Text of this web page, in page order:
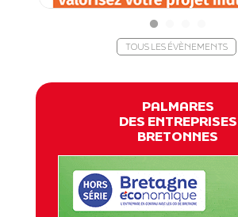
TOUS LES ÉVÈNEMENTS
PALMARES
DES ENTREPRISES
BRETONNES